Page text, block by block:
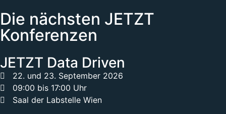
Die nächsten JETZT
Konferenzen
JETZT Data Driven
22. und 23. September 2026
09:00 bis 17:00 Uhr
Saal der Labstelle Wien